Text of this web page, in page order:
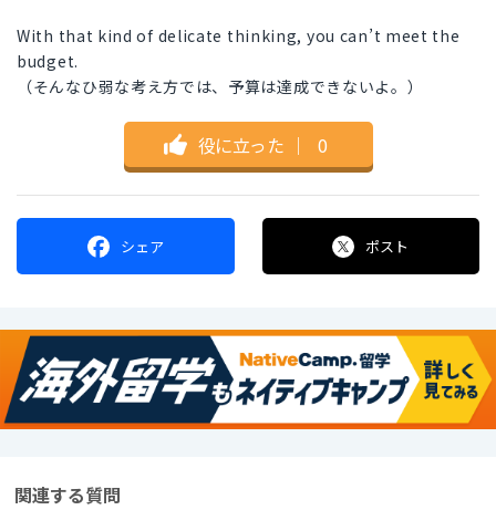
With that kind of delicate thinking, you can’t meet the
budget.
（そんなひ弱な考え方では、予算は達成できないよ。）
役に立った ｜ 0
シェア ポスト
関連する質問